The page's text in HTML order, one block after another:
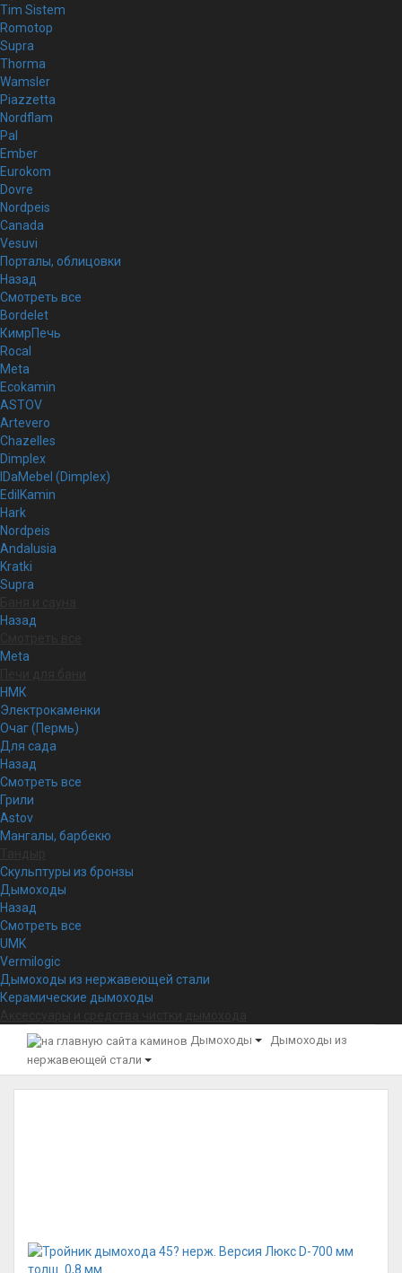
Tim Sistem
Romotop
Supra
Thorma
Wamsler
Piazzetta
Nordflam
Pal
Ember
Eurokom
Dovre
Nordpeis
Canada
Vesuvi
Порталы, облицовки
Назад
Смотреть все
Bordelet
КимрПечь
Rocal
Meta
Ecokamin
ASTOV
Artevero
Chazelles
Dimplex
IDaMebel (Dimplex)
EdilKamin
Hark
Nordpeis
Andalusia
Kratki
Supra
Назад
Meta
НМК
Электрокаменки
Очаг (Пермь)
Для сада
Назад
Смотреть все
Грили
Astov
Мангалы, барбекю
Скульптуры из бронзы
Дымоходы
Назад
Смотреть все
UMK
Vermilogic
Дымоходы из нержавеющей стали
Керамические дымоходы
Дымоходы
Дымоходы из
нержавеющей стали